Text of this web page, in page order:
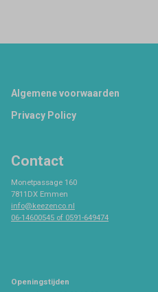
Footer
Algemene voorwaarden
Privacy Policy
Contact
Monetpassage 160
7811DX Emmen
info@keezenco.nl
06-14600545 of 0591-649474
Openingstijden